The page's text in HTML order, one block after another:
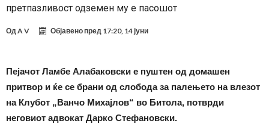
претпазливост одземен му е пасошот
ОдA V Објавено пред 17:20, 14 јуни
Пејачот Ламбе Алабаковски е пуштен од домашен
притвор и ќе се брани од слобода за палењето на влезот
на Клубот „Ванчо Михајлов“ во Битола, потврди
неговиот адвокат Дарко Стефановски.